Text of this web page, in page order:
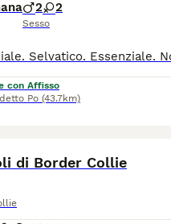
2 2
Sesso
con Affisso
Po (43.7km)
di Border Collie